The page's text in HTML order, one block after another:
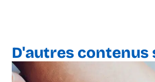
D'autres contenus